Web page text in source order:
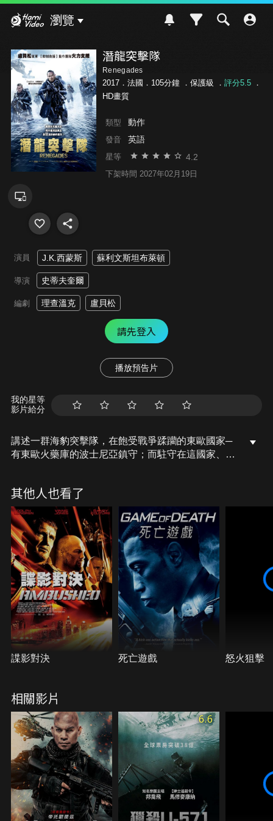
瀏覽
潛龍突擊隊
Renegades
2017．法國．105分鐘 ． 保護級 ． 評分5.5．
HD畫質
類型 動作
發音 英語
星等 4.2
下架時間 2027年02月19日
演員 J.K.西蒙斯 蘇利文斯坦布萊頓
導演 史蒂夫奎爾
編劇 理查溫克 盧貝松
請先登入
播放預告片
我的星等
影片給分
講述一群海豹突擊隊，在飽受戰爭蹂躪的東歐國家─
有東歐火藥庫的波士尼亞鎮守；而駐守在這國家、閒
街頭，只為揭開隱藏的巨大寶藏…
其他人也看了
諜影對決 死亡遊戲 怒火狙擊
相關影片
6.6